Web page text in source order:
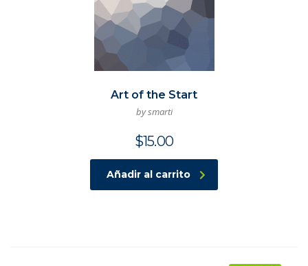
Art of the Start
by smarti
$15.00
Añadir al carrito